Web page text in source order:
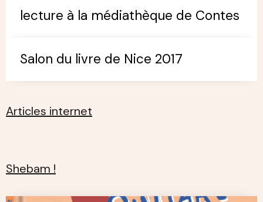
lecture à la médiathèque de Contes
Salon du livre de Nice 2017
Articles internet
Shebam !